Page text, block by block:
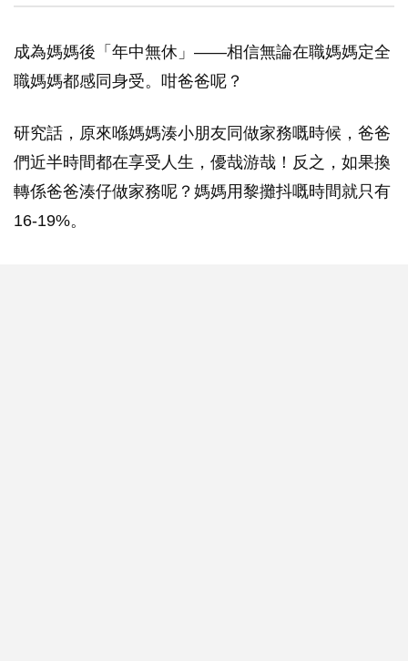
成為媽媽後「年中無休」——相信無論在職媽媽定全
職媽媽都感同身受。咁爸爸呢？
研究話，原來喺媽媽湊小朋友同做家務嘅時候，爸爸
們近半時間都在享受人生，優哉游哉！反之，如果換
轉係爸爸湊仔做家務呢？媽媽用黎攤抖嘅時間就只有
16-19%。